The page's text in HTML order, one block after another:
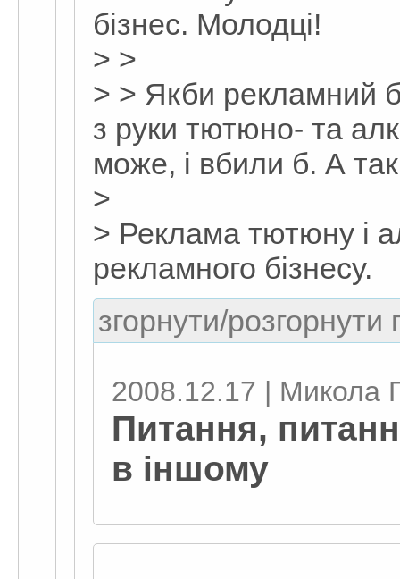
бізнес. Молодці!
> >
> > Якби рекламний
з руки тютюно- та
може, і вбили б. А
>
> Реклама тютюну і
рекламного бізнесу.
згорнути/розгорнути
2008.12.17 | Микола
Питання,
в іншому